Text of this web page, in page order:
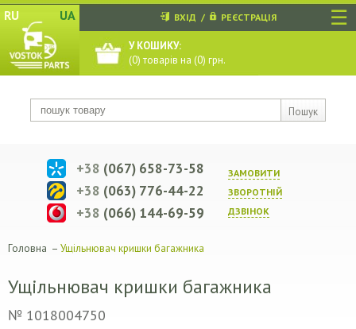
☰
RU UA
Пошук
ВХІД / РЕЄСТРАЦІЯ
У КОШИКУ:
(0) товарів на (0) грн.
ЗАМОВИТИ
ЗВОРОТНIЙ
ДЗВIНОК
+38 (067) 658-73-58
+38 (063) 776-44-22
+38 (066) 144-69-59
Головна – Ущільнювач кришки багажника
Ущільнювач кришки багажника
№ 1018004750